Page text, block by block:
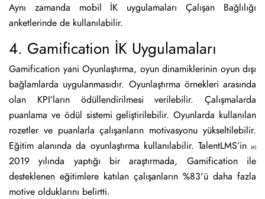
Aynı zamanda mobil İK uygulamaları Çalışan Bağlılığı
anketlerinde de kullanılabilir.
4. Gamification İK Uygulamaları
Gamification yani Oyunlaştırma, oyun dinamiklerinin oyun dışı
bağlamlarda uygulanmasıdır. Oyunlaştırma örnekleri arasında
olan KPI’ların ödüllendirilmesi verilebilir. Çalışmalarda
puanlama ve ödül sistemi geliştirilebilir. Oyunlarda kullanılan
rozetler ve puanlarla çalışanların motivasyonu yükseltilebilir.
Eğitim alanında da oyunlaştırma kullanılabilir. TalentLMS’in
(4)
2019 yılında yaptığı bir araştırmada, Gamification ile
desteklenen eğitimlere katılan çalışanların %83'ü daha fazla
motive olduklarını belirtti.